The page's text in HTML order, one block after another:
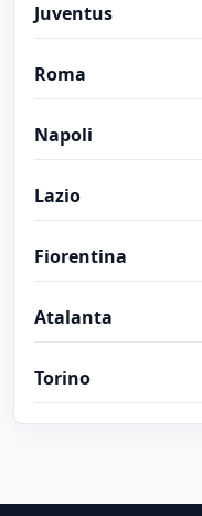
Juventus
Roma
Napoli
Lazio
Fiorentina
Atalanta
Torino